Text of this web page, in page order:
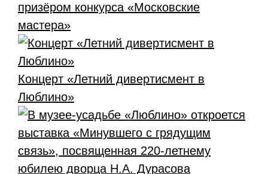
призёром конкурса «Московские
мастера»
Концерт «Летний дивертисмент в
Люблино»